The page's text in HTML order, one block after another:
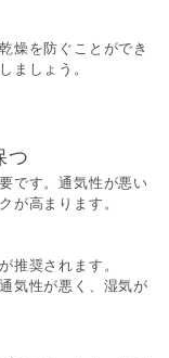
燥を防ぐことができ
ましょう。
つ
です。通気性が悪い
が高まります。
推奨されます。
気性が悪く、湿気が